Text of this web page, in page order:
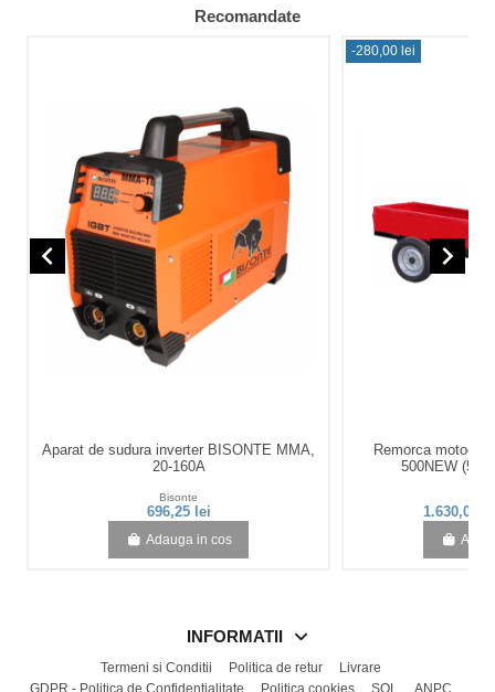
Recomandate
Aparat de sudura inverter BISONTE MMA,
20-160A
Bisonte
696,25 lei
Adauga in cos
-280,00 lei
Remorca
500NEW
1.630,00
navigate_before navigate_next
INFORMATII
Termeni si Conditii Politica de retur
Livrare